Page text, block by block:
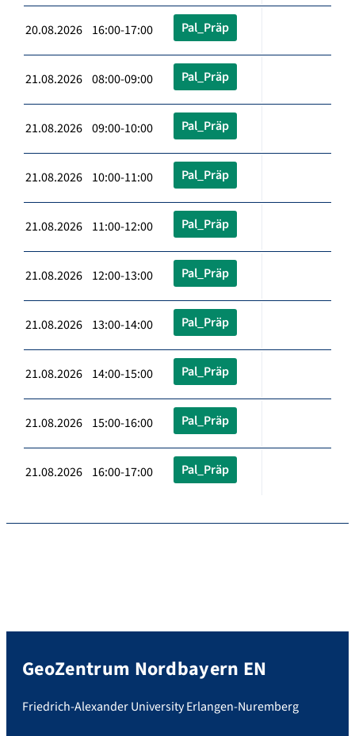
20.08.2026 16:00-17:00 Pal_Präp
21.08.2026 08:00-09:00 Pal_Präp
21.08.2026 09:00-10:00 Pal_Präp
21.08.2026 10:00-11:00 Pal_Präp
21.08.2026 11:00-12:00 Pal_Präp
21.08.2026 12:00-13:00 Pal_Präp
21.08.2026 13:00-14:00 Pal_Präp
21.08.2026 14:00-15:00 Pal_Präp
21.08.2026 15:00-16:00 Pal_Präp
21.08.2026 16:00-17:00 Pal_Präp
GeoZentrum Nordbayern EN
Friedrich-Alexander University Erlangen-Nuremberg